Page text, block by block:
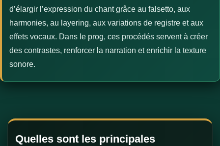
d’élargir l’expression du chant grâce au falsetto, aux
harmonies, au layering, aux variations de registre et aux
effets vocaux. Dans le prog, ces procédés servent à créer
des contrastes, renforcer la narration et enrichir la texture
sonore.
Quelles sont les principales